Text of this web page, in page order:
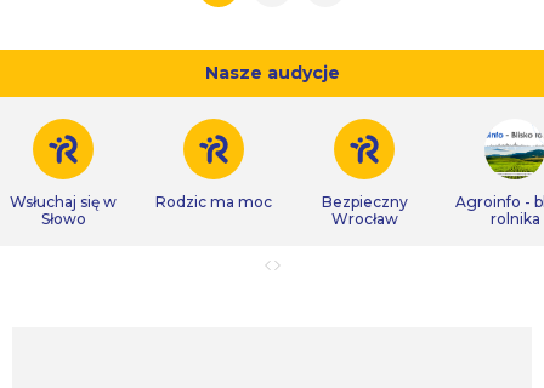
Nasze audycje
Wsłuchaj się w
Słowo
Rodzic ma moc
Bezpieczny
Wrocław
Agroinfo -
rolnika